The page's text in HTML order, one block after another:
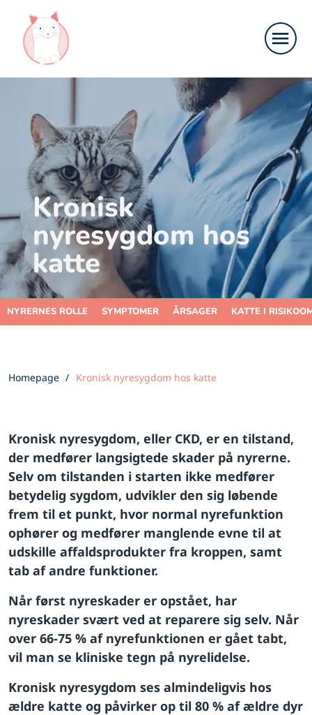
Kronisk
nyresygdom hos
katte
NYRERNES ROLLE SYMPTOMER ÅRSAGER KATTE I
Homepage Kronisk nyresygdom hos katte
Kronisk nyresygdom, eller CKD, er en tilstand,
der medfører langsigtede skader på nyrerne.
Selv om tilstanden i starten ikke medfører
betydelig sygdom, udvikler den sig løbende
frem til et punkt, hvor normal nyrefunktion
ophører og medfører manglende evne til at
udskille affaldsprodukter fra kroppen, samt
tab af andre funktioner.
Når først nyreskader er opstået, har
nyreskader svært ved at reparere sig selv. Når
over 66-75 % af nyrefunktionen er gået tabt,
vil man se kliniske tegn på nyrelidelse.
Kronisk nyresygdom ses almindeligvis hos
ældre katte og påvirker op til 80 % af ældre dyr